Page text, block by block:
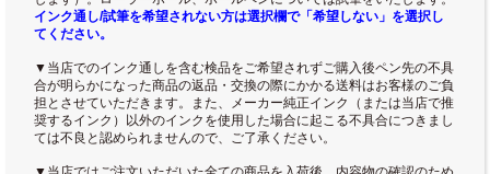
インク通し/試筆を希望されない方は選択欄で「希望しない」を選択し
てください。
▼当店でのインク通しを含む検品をご希望されずご購入後ペン先の不具
合が明らかになった商品の返品・交換の際にかかる送料はお客様のご負
担とさせていただきます。また、メーカー純正インク（または当店で推
奨するインク）以外のインクを使用した場合に起こる不具合につきまし
ては不良と認められませんので、ご了承ください。